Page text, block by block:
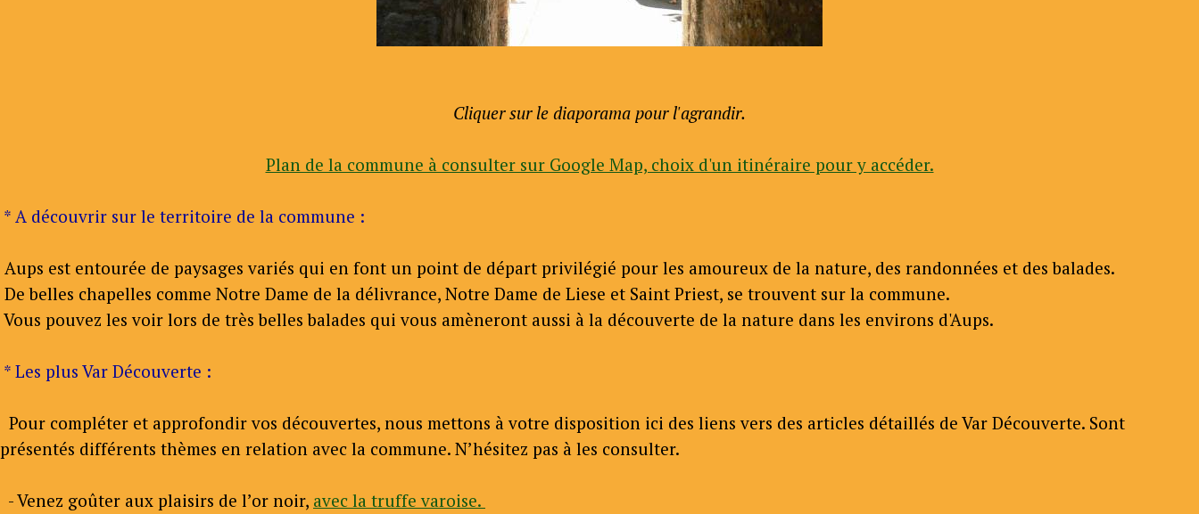
Cliquer sur le diaporama pour l'agrandir.
Plan de la commune à consulter sur Google Map, choix d'un itinéraire pour y accéder.
* A découvrir sur le territoire de la commune :
Aups est entourée de paysages variés qui en font un point de départ privilégié pour les amoureux de la nature, des randonnées et des balades.
De belles chapelles comme Notre Dame de la délivrance, Notre Dame de Liese et Saint Priest, se trouvent sur la commune.
Vous pouvez les voir lors de très belles balades qui vous amèneront aussi à la découverte de la nature dans les environs d'Aups.
* Les plus Var Découverte :
Pour compléter et approfondir vos découvertes, nous mettons à votre disposition ici des liens vers des articles détaillés de Var Découverte. Sont
présentés différents thèmes en relation avec la commune. N’hésitez pas à les consulter.
- Venez goûter aux plaisirs de l’or noir, avec la truffe varoise.